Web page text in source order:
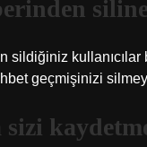
sildiğiniz
geçmişinizi
sizi